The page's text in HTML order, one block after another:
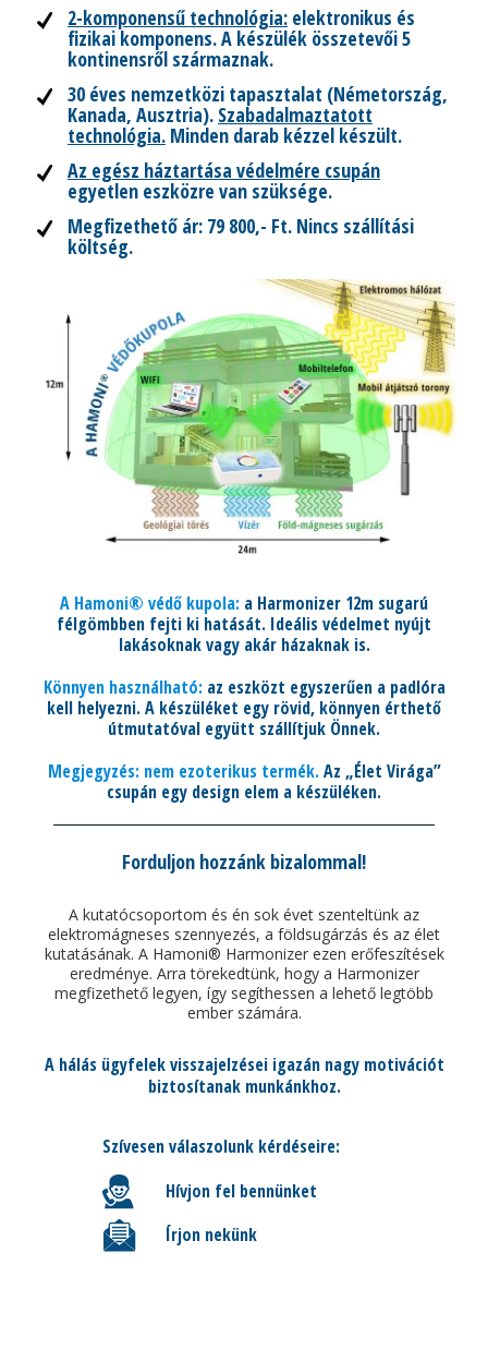
2-komponensű technológia: elektronikus és
fizikai komponens. A készülék összetevői 5
kontinensről származnak.
30 éves nemzetközi tapasztalat (Németország,
Kanada, Ausztria). Szabadalmaztatott
technológia. Minden darab kézzel készült.
Az egész háztartása védelmére csupán
egyetlen eszközre van szüksége.
Megfizethető ár: 79 800,- Ft. Nincs szállítási
költség.
A Hamoni® védő kupola: a Harmonizer 12m sugarú
félgömbben fejti ki hatását. Ideális védelmet nyújt
lakásoknak vagy akár házaknak is.
Könnyen használható:az eszközt egyszerűen a padlóra
kell helyezni. A készüléket egy rövid, könnyen érthető
útmutatóval együtt szállítjuk Önnek.
Megjegyzés: nem ezoterikus termék.Az „Élet Virága”
csupán egy design elem a készüléken.
Forduljon hozzánk bizalommal!
A kutatócsoportom és én sok évet szenteltünk az
elektromágneses szennyezés, a földsugárzás és az élet
kutatásának. A Hamoni® Harmonizer ezen erőfeszítések
eredménye. Arra törekedtünk, hogy a Harmonizer
megfizethető legyen, így segíthessen a lehető legtöbb
ember számára.
A hálás ügyfelek visszajelzései igazán nagy motivációt
biztosítanak munkánkhoz.
Szívesen válaszolunk kérdéseire:
Hívjon fel bennünket
Írjon nekünk